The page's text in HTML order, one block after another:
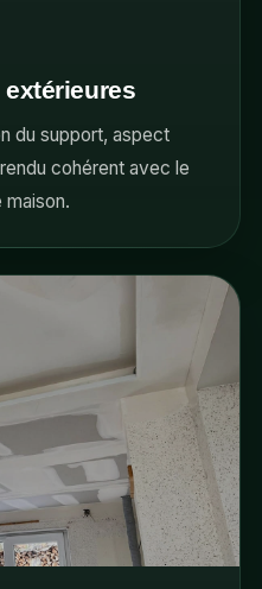
du support, aspect
cohérent avec le